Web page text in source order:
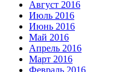
Август 2016
Июль 2016
Июнь 2016
Май 2016
Апрель 2016
Март 2016
Февраль 2016